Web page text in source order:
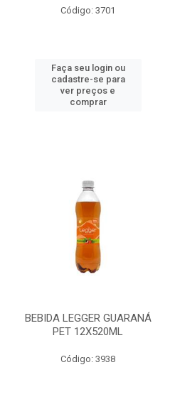
Código: 3701
Faça seu login ou
cadastre-se para
ver preços e
comprar
BEBIDA LEGGER GUARANÁ
PET 12X520ML
Código: 3938